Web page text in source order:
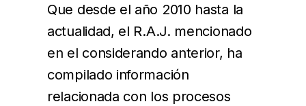
Que desde el año 2010 hasta la
actualidad, el R.A.J. mencionado
en el considerando anterior, ha
compilado información
relacionada con los procesos